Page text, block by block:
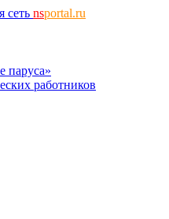
сеть nsportal.ru
паруса»
работников